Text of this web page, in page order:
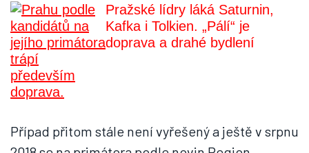
Pražské lídry láká Saturnin,
Kafka i Tolkien. „Pálí“ je
doprava a drahé bydlení
Případ přitom stále není vyřešený a ještě v srpnu